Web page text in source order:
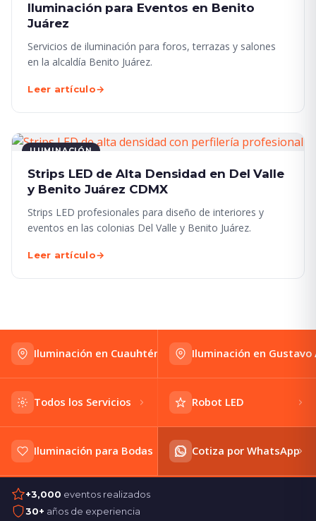
Iluminación para Eventos en Benito
Juárez
Servicios de iluminación para foros, terrazas y salones
en la alcaldía Benito Juárez.
Leer artículo→
ILUMINACIÓN
Strips LED de Alta Densidad en Del Valle
y Benito Juárez CDMX
Strips LED profesionales para diseño de interiores y
eventos en las colonias Del Valle y Benito Juárez.
Leer artículo→
Iluminación en Cuauhtémoc Iluminación en Gustavo
Todos los Servicios Robot LED
Iluminación para Bodas Cotiza por WhatsApp
+3,000 eventos realizados
30+ años de experiencia